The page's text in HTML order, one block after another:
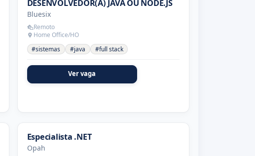
DESENVOLVEDOR(A) JAVA OU NODE.JS
Bluesix
Remoto
Home Office/HO
#sistemas
#java #full stack
Ver vaga
Especialista .NET
Opah